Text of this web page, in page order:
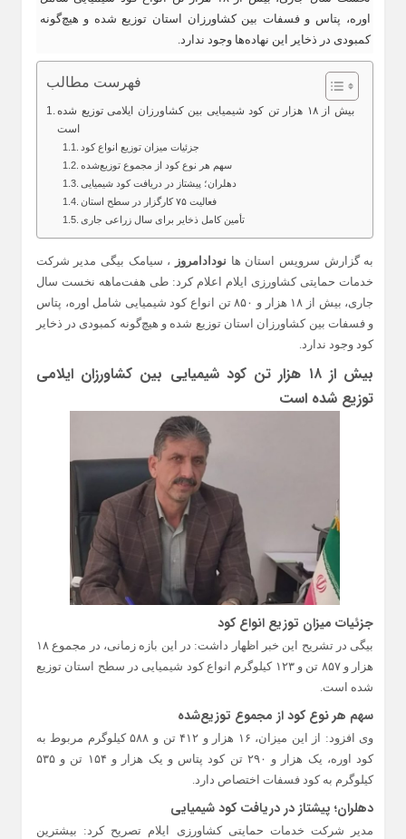
اوره، پتاس و فسفات بین کشاورزان استان توزیع شده و هیچ‌گونه
کمبودی در ذخایر این نهاده‌ها وجود ندارد.
فهرست مطالب
بیش از ۱۸ هزار تن کود شیمیایی بین کشاورزان ایلامی توزیع شده
است
جزئیات میزان توزیع انواع کود
سهم هر نوع کود از مجموع توزیع‌شده
دهلران؛ پیشتاز در دریافت کود شیمیایی
فعالیت ۷۵ کارگزار در سطح استان
تأمین کامل ذخایر برای سال زراعی جاری
به گزارش سرویس استان ها نودادامروز
، سیامک بیگی مدیر شرکت
خدمات حمایتی کشاورزی ایلام اعلام کرد: طی هفت‌ماهه نخست سال
جاری، بیش از ۱۸ هزار و ۸۵۰ تن انواع کود شیمیایی شامل اوره، پتاس
و فسفات بین کشاورزان استان توزیع شده و هیچ‌گونه کمبودی در ذخایر
کود وجود ندارد.
بیش از ۱۸ هزار تن کود شیمیایی بین کشاورزان ایلامی
توزیع شده است
جزئیات میزان توزیع انواع کود
بیگی در تشریح این خبر اظهار داشت: در این بازه زمانی، در مجموع ۱۸
هزار و ۸۵۷ تن و ۱۲۳ کیلوگرم انواع کود شیمیایی در سطح استان توزیع
شده است.
سهم هر نوع کود از مجموع توزیع‌شده
وی افزود: از این میزان، ۱۶ هزار و ۴۱۲ تن و ۵۸۸ کیلوگرم مربوط به
کود اوره، یک هزار و ۲۹۰ تن کود پتاس و یک هزار و ۱۵۴ تن و ۵۳۵
کیلوگرم به کود فسفات اختصاص دارد.
دهلران؛ پیشتاز در دریافت کود شیمیایی
مدیر شرکت خدمات حمایتی کشاورزی ایلام تصریح کرد: بیشترین